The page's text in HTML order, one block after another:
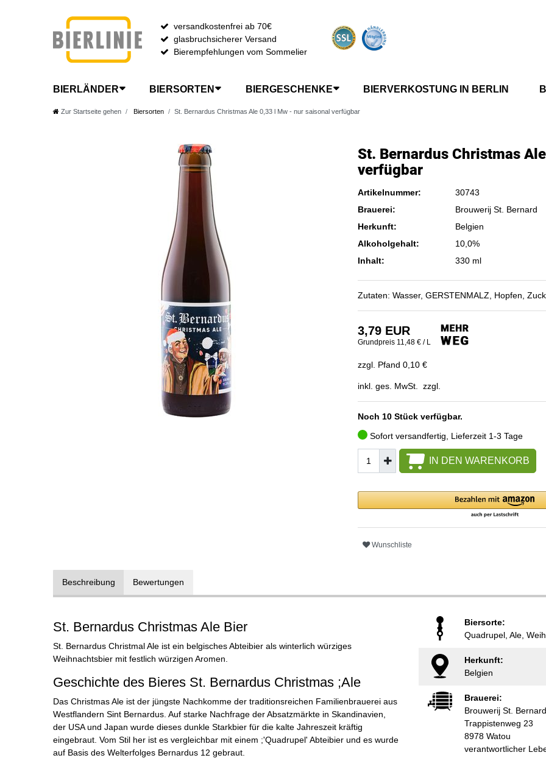
versandkostenfrei ab 70€
glasbruchsicherer Versand
Bierempfehlungen vom Sommelier
BIERLÄNDER BIERSORTEN BIERGESCHENKE BIERVERKOSTUNG IN BERLIN
Zur Startseite gehen Biersorten St. Bernardus Christmas Ale 0,33 l Mw - nur saisonal verfügbar
St. Bernardus Christmas
verfügbar
Artikelnummer:
30743
Brauerei:
Brouwerij St. Bernard
Herkunft:
Belgien
Alkoholgehalt:
10,0%
Inhalt:
330 ml
Zutaten: Wasser, GERSTENMALZ, Hopfen,
3,79 EUR
Grundpreis 11,48 € / L
zzgl. Pfand 0,10 €
inkl. ges. MwSt. zzgl.
Noch 10 Stück verfügbar.
Sofort versandfertig, Lieferzeit 1-3 Tage
IN DEN WARENKORB
Wunschliste
Beschreibung Bewertungen
St. Bernardus Christmas Ale Bier
St. Bernardus Christmal Ale ist ein belgisches Abteibier als winterlich würziges
Weihnachtsbier mit festlich würzigen Aromen.
Geschichte des Bieres St. Bernardus Christmas ;Ale
Das Christmas Ale ist der jüngste Nachkomme der traditionsreichen Familienbrauerei aus
Westflandern Sint Bernardus. Auf starke Nachfrage der Absatzmärkte in Skandinavien,
der USA und Japan wurde dieses dunkle Starkbier für die kalte Jahreszeit kräftig
eingebraut. Vom Stil her ist es vergleichbar mit einem ;'Quadrupel' Abteibier und es wurde
auf Basis des Welterfolges Bernardus 12 gebraut.
Biersorte:
Quadrupel, Ale,
Herkunft:
Belgien
Brauerei:
Brouwerij St. Bernard
Trappistenweg 23
8978 Watou
verantwortlicher